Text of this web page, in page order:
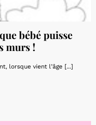
bébé puisse
murs !
lorsque vient l’âge [...]